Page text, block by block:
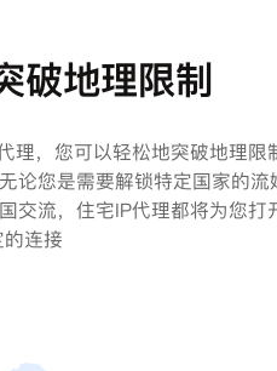
破地理限制
理，您可以轻松地突破地理限
论您是需要解锁特定国家的流
交流，住宅IP代理都将为您打
连接